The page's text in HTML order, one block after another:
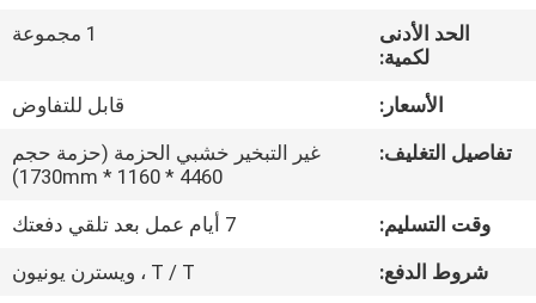
جولة
المعمل
ضبط
الجودة
الحد الأدنى
لكمية:
1 مجموعة
الأسعار:
قابل للتفاوض
تفاصيل التغليف:
غير التبخير خشبي الحزمة (حزمة حجم
4460 * 1160 * 1730mm)
وقت التسليم:
7 أيام عمل بعد تلقي دفعتك
شروط الدفع:
T / T ، ويسترن يونيون